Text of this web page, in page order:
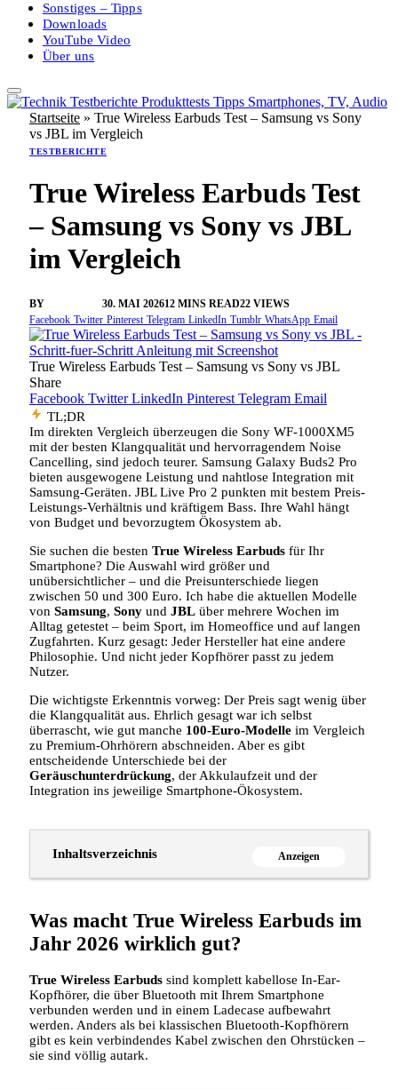
Sonstiges – Tipps
Downloads
YouTube Video
Über uns
Startseite » True Wireless Earbuds Test – Samsung vs Sony
vs JBL im Vergleich
TESTBERICHTE
True Wireless Earbuds Test
– Samsung vs Sony vs JBL
im Vergleich
BY 30. MAI 202612 MINS READ22 VIEWS
Facebook Twitter Pinterest Telegram LinkedIn Tumblr WhatsApp Email
True Wireless Earbuds Test – Samsung vs Sony vs JBL
Share
Facebook Twitter LinkedIn Pinterest Telegram Email
TL;DR
Im direkten Vergleich überzeugen die Sony WF-1000XM5
mit der besten Klangqualität und hervorragendem Noise
Cancelling, sind jedoch teurer. Samsung Galaxy Buds2 Pro
bieten ausgewogene Leistung und nahtlose Integration mit
Samsung-Geräten. JBL Live Pro 2 punkten mit bestem Preis-
Leistungs-Verhältnis und kräftigem Bass. Ihre Wahl hängt
von Budget und bevorzugtem Ökosystem ab.
Sie suchen die besten True Wireless Earbuds für Ihr
Smartphone? Die Auswahl wird größer und
unübersichtlicher – und die Preisunterschiede liegen
zwischen 50 und 300 Euro. Ich habe die aktuellen Modelle
von Samsung, Sony und JBL über mehrere Wochen im
Alltag getestet – beim Sport, im Homeoffice und auf langen
Zugfahrten. Kurz gesagt: Jeder Hersteller hat eine andere
Philosophie. Und nicht jeder Kopfhörer passt zu jedem
Nutzer.
Die wichtigste Erkenntnis vorweg: Der Preis sagt wenig über
die Klangqualität aus. Ehrlich gesagt war ich selbst
überrascht, wie gut manche 100-Euro-Modelle im Vergleich
zu Premium-Ohrhörern abschneiden. Aber es gibt
entscheidende Unterschiede bei der
Geräuschunterdrückung, der Akkulaufzeit und der
Integration ins jeweilige Smartphone-Ökosystem.
Inhaltsverzeichnis Anzeigen
Was macht True Wireless Earbuds im
Jahr 2026 wirklich gut?
True Wireless Earbuds sind komplett kabellose In-Ear-
Kopfhörer, die über Bluetooth mit Ihrem Smartphone
verbunden werden und in einem Ladecase aufbewahrt
werden. Anders als bei klassischen Bluetooth-Kopfhörern
gibt es kein verbindendes Kabel zwischen den Ohrstücken –
sie sind völlig autark.